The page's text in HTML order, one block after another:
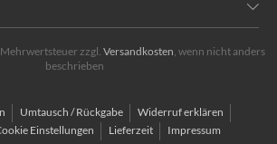
Mehrwertsteuer zzgl. Versandkosten, wenn nicht anders
beschrieben
Umtausch / Rückgabe
Widerruf erklären
Einstellungen Lieferzeit Impressum